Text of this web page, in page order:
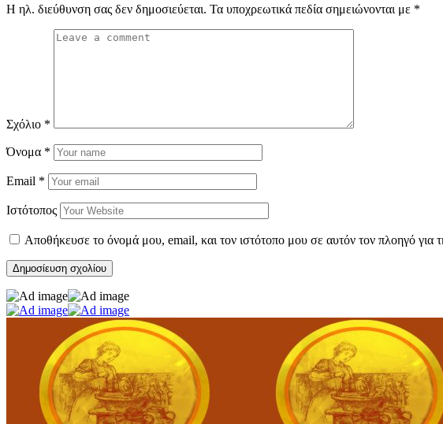
Η ηλ. διεύθυνση σας δεν δημοσιεύεται. Τα υποχρεωτικά πεδία σημειώνονται με *
Σχόλιο *
Όνομα *
Email *
Ιστότοπος
Αποθήκευσε το όνομά μου, email, και τον ιστότοπο μου σε αυτόν τον πλοηγό